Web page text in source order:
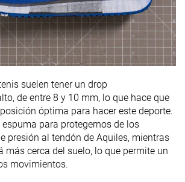
suelen tener un drop
de entre 8 y 10 mm, lo que hace que
óptima para hacer este deporte.
para protegernos de los
presión al tendón de Aquiles, mientras
más cerca del suelo, lo que permite un
movimientos.